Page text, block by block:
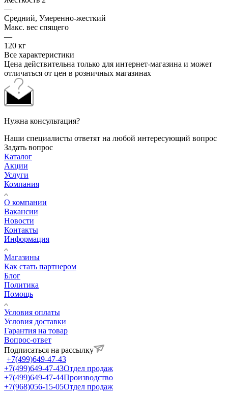
—
Средний, Умеренно-жесткий
Макс. вес спящего
—
120 кг
Все характеристики
Цена действительна только для интернет-магазина и может
отличаться от цен в розничных магазинах
Нужна консультация?
Наши специалисты ответят на любой интересующий вопрос
Задать вопрос
Каталог
Акции
Услуги
Компания
О компании
Вакансии
Новости
Контакты
Информация
Магазины
Как стать партнером
Блог
Политика
Помощь
Условия оплаты
Условия доставки
Гарантия на товар
Вопрос-ответ
Подписаться на рассылку
+7(499)649-47-43
+7(499)649-47-43Отдел продаж
+7(499)649-47-44Производство
+7(968)056-15-05Отдел продаж